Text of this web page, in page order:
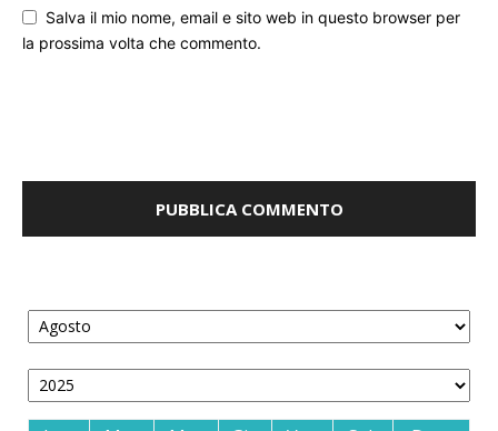
Salva il mio nome, email e sito web in questo browser per